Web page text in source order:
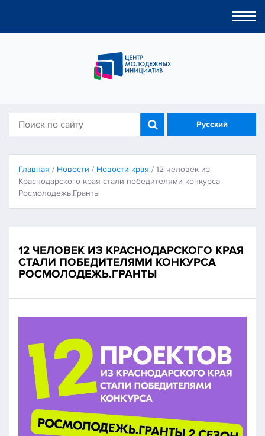
Русский
Главная / Новости / Новости края / 12 человек из
Краснодарского края стали победителями конкурса
Росмолодежь.Гранты
12 ЧЕЛОВЕК ИЗ КРАСНОДАРСКОГО КРАЯ
СТАЛИ ПОБЕДИТЕЛЯМИ КОНКУРСА
РОСМОЛОДЕЖЬ.ГРАНТЫ